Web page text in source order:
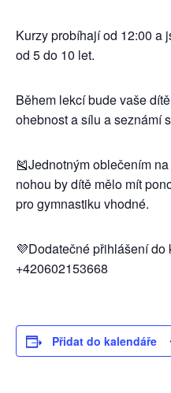
Kurzy probíhají od 12:00 a
od 5 do 10 let.
Během lekcí bude vaše
ohebnost a sílu a seznámí
🎽Jednotným oblečením
nohou by dítě mělo mít
pro gymnastiku vhodné.
💜Dodatečné přihlášení
+420602153668
Přidat do kalendáře